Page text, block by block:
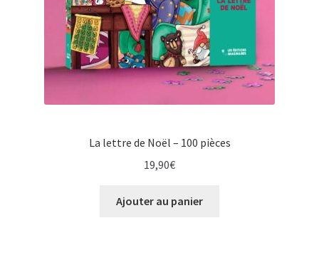
La lettre de Noël – 100 pièces
19,90€
Ajouter au panier